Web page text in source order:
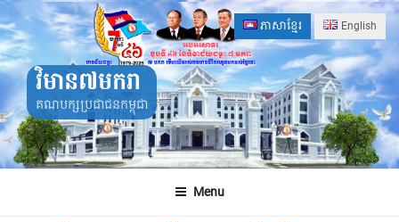
Skip
to
content
ភាសាខ្មែរ English
វិមាន៧មករា
គណបក្សប្រជាជនកម្ពុជា
Menu